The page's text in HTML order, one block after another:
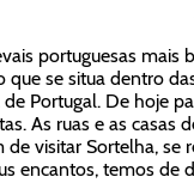
portuguesas
se situa dentro
Portugal. De hoje
As ruas e as
de visitar Sortelha,
encantos, temos de